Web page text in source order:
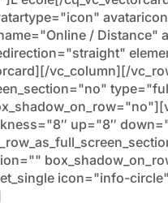
/ Distance"
vc_column][/
up="8″
icon="info-